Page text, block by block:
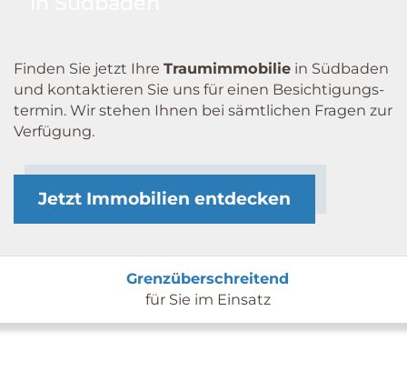
Finden Sie jetzt Ihre Traum­immobilie in Südbaden
und kontaktieren Sie uns für einen Besichtigungs­
termin. Wir stehen Ihnen bei sämtlichen Fragen zur
Verfügung.
Jetzt Immobilien entdecken
Grenzüberschreitend
für Sie im Einsatz